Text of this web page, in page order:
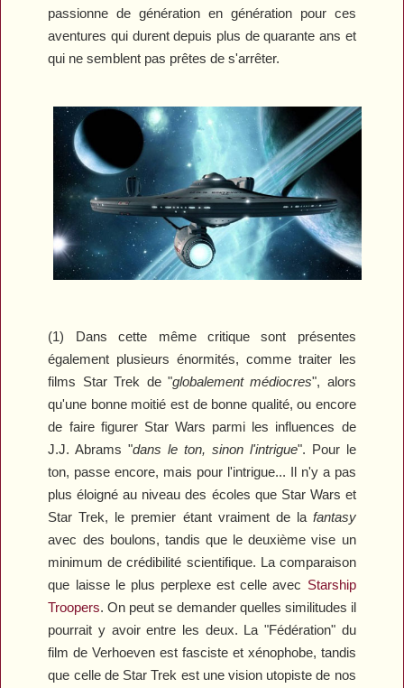
passionne de génération en génération pour ces
aventures qui durent depuis plus de quarante ans et
qui ne semblent pas prêtes de s'arrêter.
(1) Dans cette même critique sont présentes
également plusieurs énormités, comme traiter les
films Star Trek de "globalement médiocres", alors
qu'une bonne moitié est de bonne qualité, ou encore
de faire figurer Star Wars parmi les influences de
J.J. Abrams "dans le ton, sinon l'intrigue". Pour le
ton, passe encore, mais pour l'intrigue... Il n'y a pas
plus éloigné au niveau des écoles que Star Wars et
Star Trek, le premier étant vraiment de la fantasy
avec des boulons, tandis que le deuxième vise un
minimum de crédibilité scientifique. La comparaison
que laisse le plus perplexe est celle avec Starship
Troopers. On peut se demander quelles similitudes il
pourrait y avoir entre les deux. La "Fédération" du
film de Verhoeven est fasciste et xénophobe, tandis
que celle de Star Trek est une vision utopiste de nos